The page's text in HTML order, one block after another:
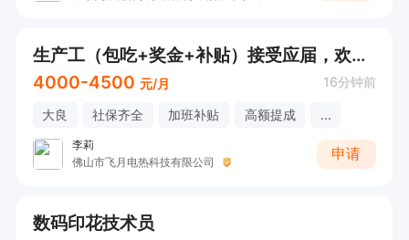
生产工（包吃+奖金+补贴）接受应届，欢迎直接电话联系
4000-4500 元/月 16分钟前
大良 社保齐全 加班补贴 高额提成 ...
李莉
佛山市飞月电热科技有限公司
申请
数码印花技术员